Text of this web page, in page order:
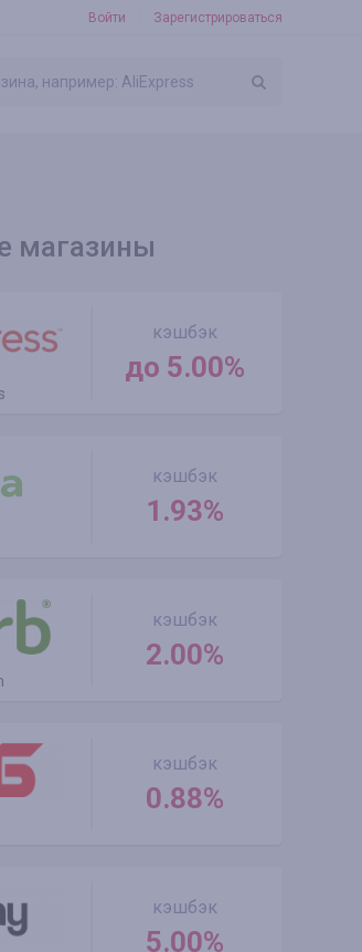
Войти Зарегистрироваться
магазины
кэшбэк
до 5.00%
кэшбэк
1.93%
кэшбэк
2.00%
кэшбэк
0.88%
кэшбэк
5.00%